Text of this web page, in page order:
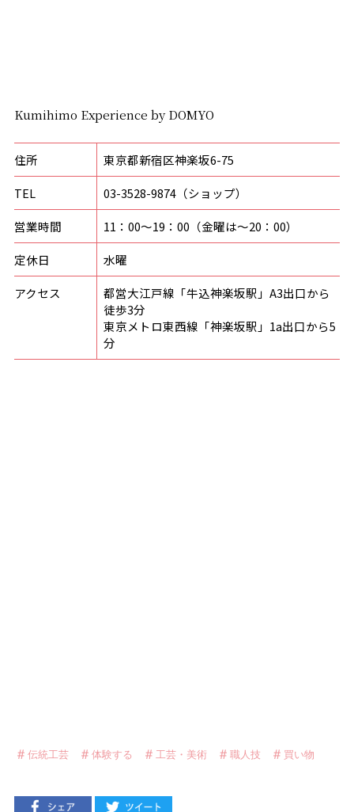
Kumihimo Experience by DOMYO
住所
東京都新宿区神楽坂6-75
TEL
03-3528-9874（ショップ）
営業時間
11：00〜19：00（金曜は〜20：00）
定休日
水曜
アクセス
都営大江戸線「牛込神楽坂駅」A3出口から
徒歩3分
東京メトロ東西線「神楽坂駅」1a出口から5
分
伝統工芸 体験する 工芸・美術 職人技 買い物